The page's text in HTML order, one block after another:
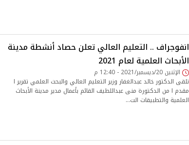
انفوجراف .. التعليم العالي تعلن حصاد أنشطة مدينة
الأبحاث العلمية لعام 2021
الإثنين 20/ديسمبر/2021 - 12:40 م
تلقى الدكتور خالد عبدالغفار وزير التعليم العالي والبحث العلمي تقرير ا
مقدم ا من الدكتورة منى عبداللطيف القائم بأعمال مدير مدينة الأبحاث
العلمية والتطبيقات الت…